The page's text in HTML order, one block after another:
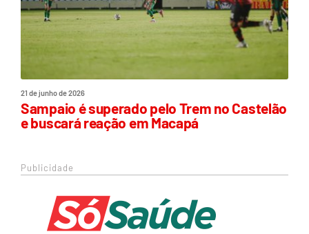
21 de junho de 2026
Sampaio é superado pelo Trem no Castelão
e buscará reação em Macapá
Publicidade